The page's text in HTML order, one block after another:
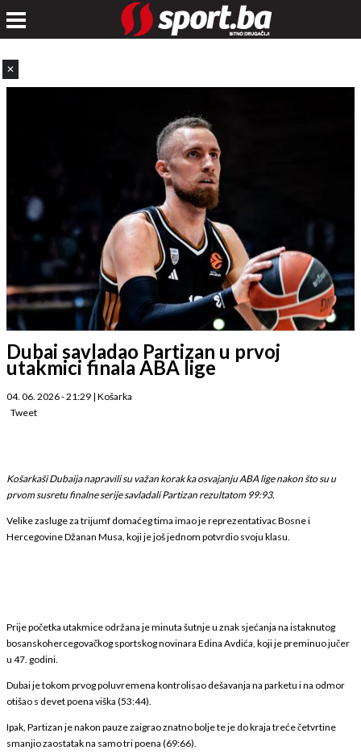
✕
Dubai savladao Partizan u prvoj
utakmici finala ABA lige
04. 06. 2026 - 21:29 | Košarka
Tweet
Košarkaši Dubaija napravili su važan korak ka osvajanju ABA lige nakon što su u
prvom susretu finalne serije savladali Partizan rezultatom 99:93.
Velike zasluge za trijumf domaćeg tima imao je reprezentativac Bosne i
Hercegovine Džanan Musa, koji je još jednom potvrdio svoju klasu.
Prije početka utakmice održana je minuta šutnje u znak sjećanja na istaknutog
bosanskohercegovačkog sportskog novinara Edina Avdića, koji je preminuo jučer
u 47. godini.
Dubai je tokom prvog poluvremena kontrolisao dešavanja na parketu i na odmor
otišao s devet poena viška (53:44).
Ipak, Partizan je nakon pauze zaigrao znatno bolje te je do kraja treće četvrtine
smanjio zaostatak na samo tri poena (69:66).